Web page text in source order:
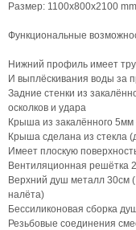
Размер: 1100х800х2100 mm
Функциональные
Нижний профиль имеет
И выплёскивания воды за
Задние стенки из
осколков и удара
Крыша из закалённого 5мм
Крыша сделана из стекла
Имеет плоскую
Вентиляционная решётка
Верхний душ металл 30см
налёта)
Бессиликоновая сборка
Резьбовые соединения